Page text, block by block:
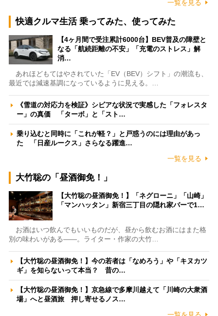
一覧を見る
快適クルマ生活 乗ってみた、使ってみた
【4ヶ月間で受注累計6000台】BEV普及の障壁と
なる「航続距離の不安」「充電のストレス」解
消…
あれほどもてはやされていた「EV（BEV）シフト」の潮流も、
最近では減速基調になっているように見える。…
《雪道の対応力を検証》シビアな状況で実感した「フォレスタ
ー」の真価 「ターボ」と「スト…
乗り込むと同時に「これが軽？」と戸惑うのには理由があっ
た 「日産ルークス」さらなる躍進…
一覧を見る
大竹聡の「昼酒御免！」
【大竹聡の昼酒御免！】「ネグローニ」「山崎」
「マンハッタン」新宿三丁目の隠れ家バーで1…
お酒はいつ飲んでもいいものだが、昼から飲むお酒にはまた格
別の味わいがある――。ライター・作家の大竹…
【大竹聡の昼酒御免！】今の若者は「なめろう」や「キヌカツ
ギ」を知らないって本当？ 昔の…
【大竹聡の昼酒御免！】京急線で多摩川越えて「川崎の大衆酒
場」へと昼酒旅 押し寄せるノス…